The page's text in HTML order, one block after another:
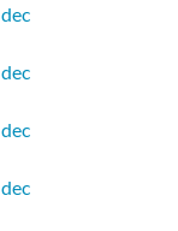
dec
dec
dec
dec